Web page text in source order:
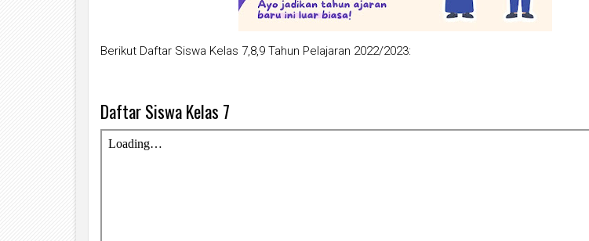
Berikut Daftar Siswa Kelas 7,8,9 Tahun Pelajaran 2022/2023:
Daftar Siswa Kelas 7